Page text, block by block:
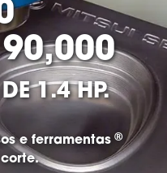
1.4 HP.
e ferramentas ®